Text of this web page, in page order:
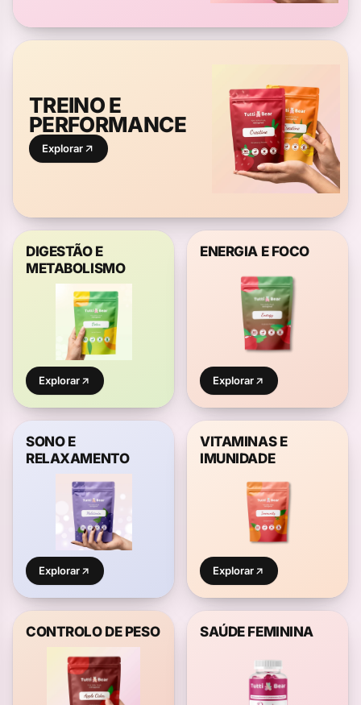
TREINO E
PERFORMANCE
Explorar
DIGESTÃO E
METABOLISMO
Explorar
ENERGIA E FOCO
Explorar
SONO E
RELAXAMENTO
Explorar
VITAMINAS E
IMUNIDADE
Explorar
CONTROLO DE PESO SAÚDE FEMININA